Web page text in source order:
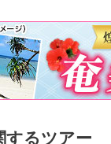
するツアー